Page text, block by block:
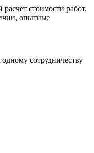
стоимости работ.
опытные